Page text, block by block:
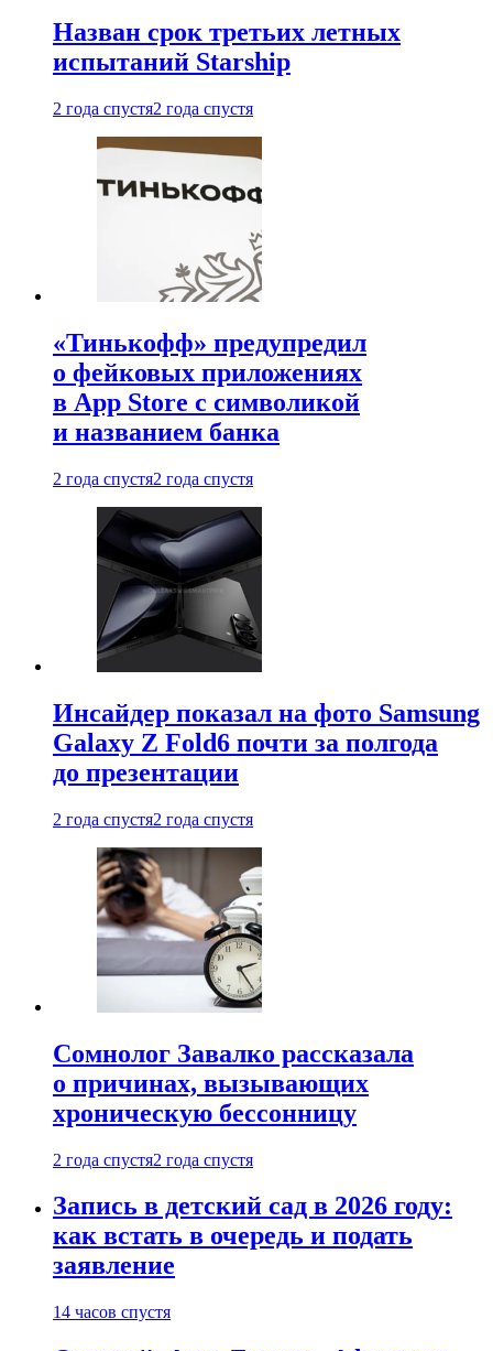
Назван срок третьих летных
испытаний Starship
2 года спустя2 года спустя
«Тинькофф» предупредил
о фейковых приложениях
в App Store с символикой
и названием банка
2 года спустя2 года спустя
Инсайдер показал на фото Samsung
Galaxy Z Fold6 почти за полгода
до презентации
2 года спустя2 года спустя
Сомнолог Завалко рассказала
о причинах, вызывающих
хроническую бессонницу
2 года спустя2 года спустя
Запись в детский сад в 2026 году:
как встать в очередь и подать
заявление
14 часов спустя